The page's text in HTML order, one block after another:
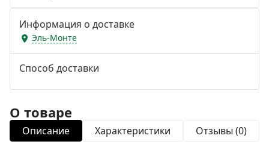
Информация о доставке
Эль-Монте
Способ доставки
О товаре
Описание Характеристики Отзывы (0)